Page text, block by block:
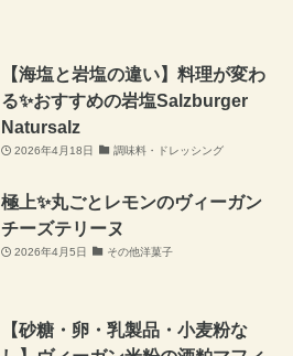
【海塩と岩塩の違い】料理が変わ
る✨おすすめの岩塩Salzburger
Natursalz
2026年4月18日 調味料・ドレッシング
極上✨丸ごとレモンのヴィーガン
チーズテリーヌ
2026年4月5日 その他洋菓子
【砂糖・卵・乳製品・小麦粉な